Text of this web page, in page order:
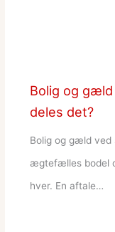
Bolig og
deles det?
Bolig og gæld ved
ægtefælles bodel
hver. En aftale…